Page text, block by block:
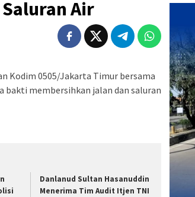
Air
Kodim 0505/Jakarta Timur bersama
bakti membersihkan jalan dan saluran
Danlanud Sultan Hasanuddin
Menerima Tim Audit Itjen TNI